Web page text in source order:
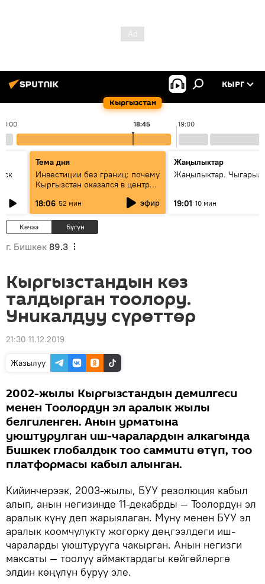
Кыргызстан
КЫРГ
18:00 19:00
18:45
Тема дня
Инвестиции без границ: почему
Кыргызстан оказался в центре
18:06 52 мин эфир
Жаңылыктар
Жаңылыктар.
19:01 10 мин
Кечээ Бүгүн
г. Бишкек 89.3
Кыргызстандын көз
талдырган тоолору.
Уникалдуу сүрөттөр
21:30 11.12.2019
Жазылуу
2002-жылы Кыргызстандын демилгеси
менен Тоолордун эл аралык жылы
белгиленген. Анын урматына
уюштурулган иш-чаралардын алкагында
Бишкек глобалдык тоо саммити өтүп, тоо
платформасы кабыл алынган.
Кийинчерээк, 2003-жылы, БУУ резолюция кабыл
алып, анын негизинде 11-декабрды — Тоолордун эл
аралык күнү деп жарыялаган. Муну менен БУУ эл
аралык коомчулукту жогорку деңгээлдеги иш-
чараларды уюштурууга чакырган. Анын негизги
максаты — тоолуу аймактардагы көйгөйлөргө
элдин көңүлүн буруу эле.